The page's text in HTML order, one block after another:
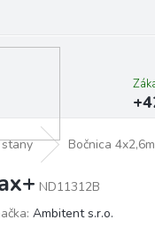
Bočnica
ND11312B
Ambitent s.r.o.